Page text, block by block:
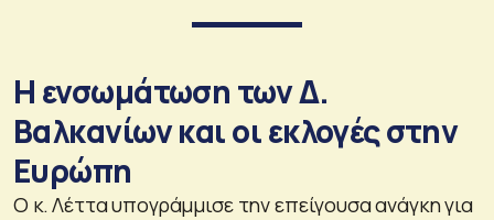
Η ενσωμάτωση των Δ.
Βαλκανίων και οι εκλογές στην
Ευρώπη
Ο κ. Λέττα υπογράμμισε την επείγουσα ανάγκη για